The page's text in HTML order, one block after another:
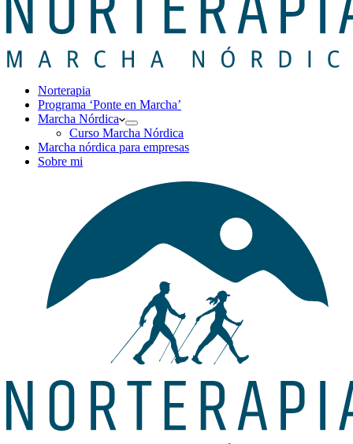
Norterapia
Programa ‘Ponte en Marcha’
Marcha Nórdica
Curso Marcha Nórdica
Marcha nórdica para empresas
Sobre mi